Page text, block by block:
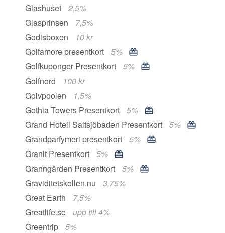
Glashuset
2,5%
Glasprinsen
7,5%
Godisboxen
10 kr
Golfamore presentkort
5%
Golfkuponger Presentkort
5%
Golfnord
100 kr
Golvpoolen
1,5%
Gothia Towers Presentkort
5%
Grand Hotell Saltsjöbaden Presentkort
5%
Grandparfymeri presentkort
5%
Granit Presentkort
5%
Granngården Presentkort
5%
Graviditetskollen.nu
3,75%
Great Earth
7,5%
Greatlife.se
upp till 4%
Greentrip
5%